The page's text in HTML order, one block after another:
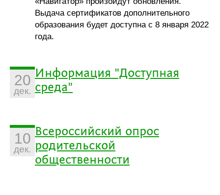
Выдача сертификатов дополнительного
образования будет доступна с 8 января 2022
года.
20
дек.
Информация "Доступная
среда"
10
дек.
Всероссийский опрос
родительской
общественности